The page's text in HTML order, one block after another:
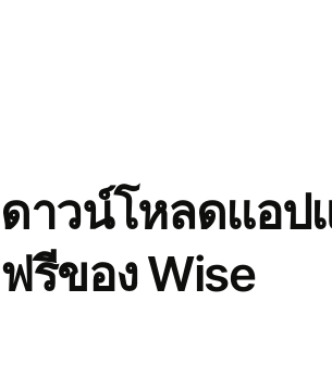
ดาวน์โหลดแอป
ฟรีของ Wise